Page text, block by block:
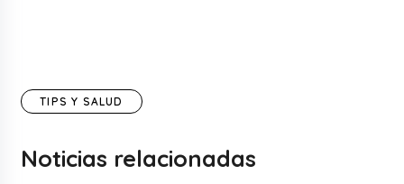
TIPS Y SALUD
Noticias relacionadas